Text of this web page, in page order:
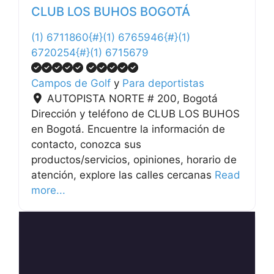
CLUB LOS BUHOS BOGOTÁ
(1) 6711860{#}(1) 6765946{#}(1)
6720254{#}(1) 6715679
Campos de Golf y Para deportistas
AUTOPISTA NORTE # 200, Bogotá
Dirección y teléfono de CLUB LOS BUHOS
en Bogotá. Encuentre la información de
contacto, conozca sus
productos/servicios, opiniones, horario de
atención, explore las calles cercanas Read
more...